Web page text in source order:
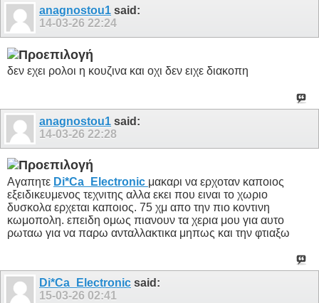
anagnostou1 said:
14-03-26 22:24
δεν εχει ρολοι η κουζινα και οχι δεν ειχε διακοπη
anagnostou1 said:
14-03-26 22:28
Αγαπητε Di*Ca_Electronic μακαρι να ερχοταν καποιος
εξειδικευμενος τεχνιτης αλλα εκει που ειναι το χωριο
δυσκολα ερχεται καποιος. 75 χμ απο την πιο κοντινη
κωμοπολη. επειδη ομως πιανουν τα χερια μου για αυτο
ρωταω για να παρω ανταλλακτικα μηπως και την φτιαξω
Di*Ca_Electronic said:
15-03-26 02:41